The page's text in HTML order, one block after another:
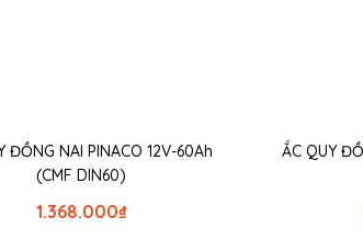
ĐỒNG NAI PINACO 12V-60Ah
(CMF DIN60)
₫
1.368.000
ẮC QUY